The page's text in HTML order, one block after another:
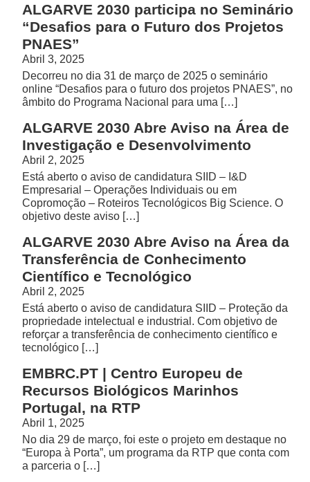
ALGARVE 2030 participa no Seminário
“Desafios para o Futuro dos Projetos
PNAES”
Abril 3, 2025
Decorreu no dia 31 de março de 2025 o seminário
online “Desafios para o futuro dos projetos PNAES”, no
âmbito do Programa Nacional para uma […]
ALGARVE 2030 Abre Aviso na Área de
Investigação e Desenvolvimento
Abril 2, 2025
Está aberto o aviso de candidatura SIID – I&D
Empresarial – Operações Individuais ou em
Copromoção – Roteiros Tecnológicos Big Science. O
objetivo deste aviso […]
ALGARVE 2030 Abre Aviso na Área da
Transferência de Conhecimento
Científico e Tecnológico
Abril 2, 2025
Está aberto o aviso de candidatura SIID – Proteção da
propriedade intelectual e industrial. Com objetivo de
reforçar a transferência de conhecimento científico e
tecnológico […]
EMBRC.PT | Centro Europeu de
Recursos Biológicos Marinhos
Portugal, na RTP
Abril 1, 2025
No dia 29 de março, foi este o projeto em destaque no
“Europa à Porta”, um programa da RTP que conta com
a parceria o […]